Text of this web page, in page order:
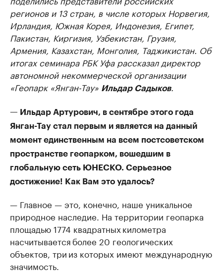
регионов и 13 стран, в числе которых Норвегия,
Ирландия, Южная Корея, Индонезия, Египет,
Пакистан, Киргизия, Узбекистан, Грузия,
Армения, Казахстан, Монголия, Таджикистан. Об
итогах семинара РБК Уфа рассказал директор
автономной некоммерческой организации
«Геопарк «Янган-Тау» Ильдар Садыков.
— Ильдар Артурович, в сентябре этого года
Янган-Тау стал первым и является на данный
момент единственным на всем постсоветском
пространстве геопарком, вошедшим в
глобальную сеть ЮНЕСКО. Серьезное
достижение! Как Вам это удалось?
— Главное — это, конечно, наше уникальное
природное наследие. На территории геопарка
площадью 1774 квадратных километра
насчитывается более 20 геологических
объектов, три из которых имеют международную
значимость.